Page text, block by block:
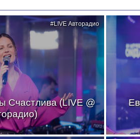
Счастлива (LIVE @
#LIVE Авторадио